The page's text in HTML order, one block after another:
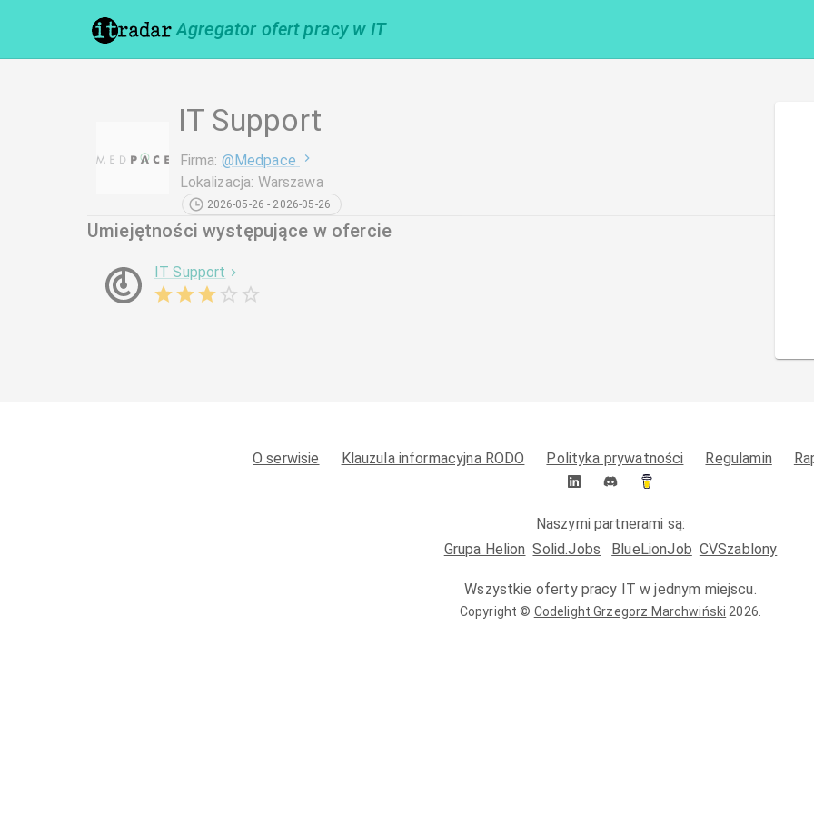
Agregator ofert pracy w IT
IT Support
Firma: @Medpace
Lokalizacja: Warszawa
2026-05-26 - 2026-05-26
Umiejętności występujące w ofercie
IT Support
O serwisie Klauzula informacyjna RODO Polityka prywatności Regulamin
Naszymi partnerami są:
Grupa Helion Solid.Jobs BlueLionJob CVSzablony
Wszystkie oferty pracy IT w jednym miejscu.
Copyright © Codelight Grzegorz Marchwiński 2026.